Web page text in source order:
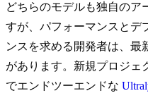
どちらのモデルも独自のア
すが、パフォーマンスとデ
ンスを求める開発者は、最
があります。新規プロジェ
でエンドツーエンドな